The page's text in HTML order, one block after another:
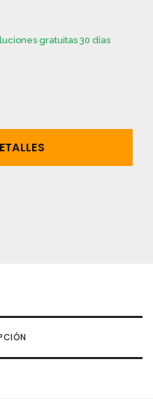
gratuitas 30 días